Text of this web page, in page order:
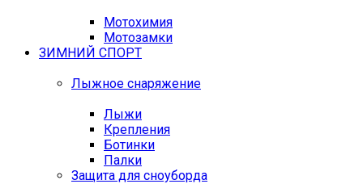
Мотохимия
Мотозамки
ЗИМНИЙ СПОРТ
Лыжное снаряжение
Лыжи
Крепления
Ботинки
Палки
Защита для сноуборда